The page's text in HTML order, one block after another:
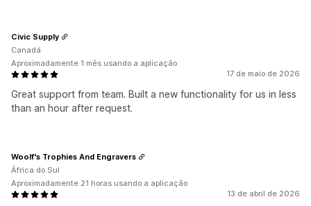
17 de maio de 2026
Great support from team. Built a new functionality for us in less
than an hour after request.
Civic Supply
Canadá
Aproximadamente 1 mês usando a aplicação
13 de abril de 2026
Woolf's Trophies And Engravers
África do Sul
Aproximadamente 21 horas usando a aplicação